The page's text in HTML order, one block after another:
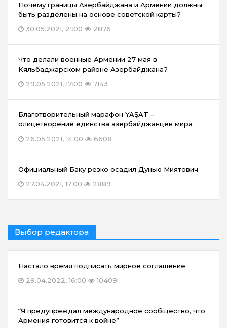
Почему границы Азербайджана и Армении должны
быть разделены на основе советской карты?
30.05.2021, 21:00
2876
Что делали военные Армении 27 мая в
Кяльбаджарском районе Азербайджана?
29.05.2021, 17:00
7143
Благотворительный марафон YAŞAT –
олицетворение единства азербайджанцев мира
26.05.2021, 14:00
6608
Официальный Баку резко осадил Дунью Миятович
27.04.2021, 17:00
2889
Выбор редактора
Настало время подписать мирное соглашение
29.04.2022, 16:00
10409
“Я предупреждал международное сообщество, что
Армения готовится к войне”